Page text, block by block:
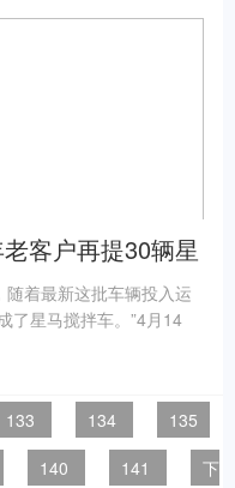
客户再提30辆星
着最新这批车辆投入运
了星马搅拌车。”4月14
133 134
135
140 141
下